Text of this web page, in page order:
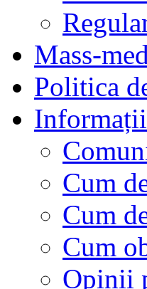
Mass-
Politica
Informații
Cum
Cum
Cum
Opinii